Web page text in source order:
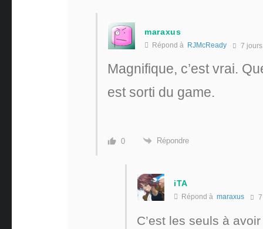
maraxus
Répond à RJMcReady 7 jours
Magnifique, c’est vrai.
est sorti du game.
0 Répondre
iTA
Répond à maraxus
C’est les seuls à